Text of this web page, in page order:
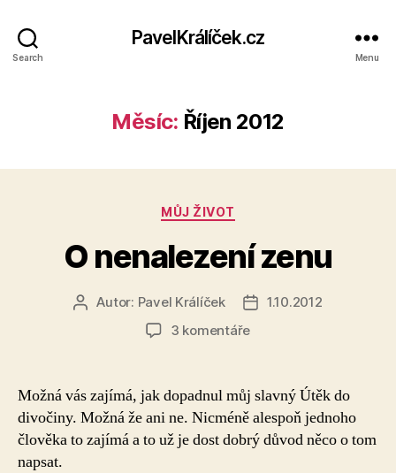
Search
PavelKrálíček.cz
Menu
Měsíc: Říjen 2012
Rubriky
MŮJ ŽIVOT
O nenalezení zenu
AutorAutor: Pavel Králíček
Datum
1.10.2012
3 komentářeu
názvem
O
nenalezení
zenu
Možná vás zajímá, jak dopadnul můj slavný Útěk do
divočiny. Možná že ani ne. Nicméně alespoň jednoho
člověka to zajímá a to už je dost dobrý důvod něco o tom
napsat.